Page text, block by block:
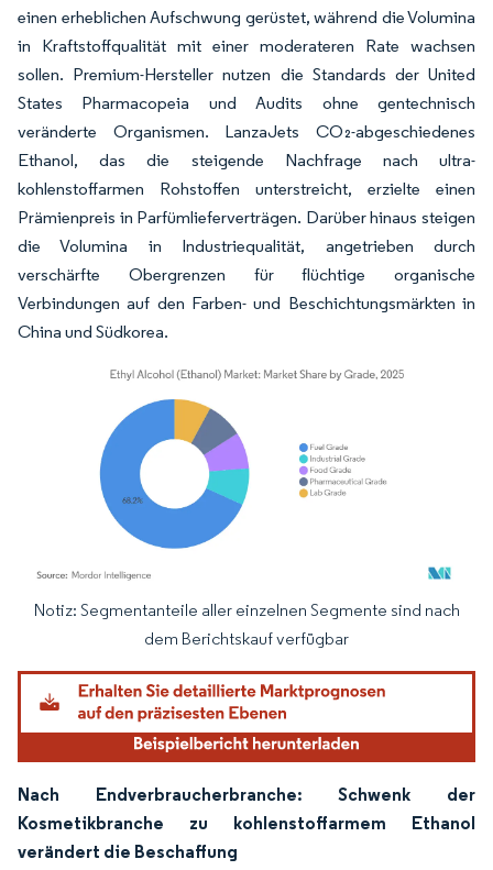
einen erheblichen Aufschwung gerüstet, während die Volumina
in Kraftstoffqualität mit einer moderateren Rate wachsen
sollen. Premium-Hersteller nutzen die Standards der United
States Pharmacopeia und Audits ohne gentechnisch
veränderte Organismen. LanzaJets CO₂-abgeschiedenes
Ethanol, das die steigende Nachfrage nach ultra-
kohlenstoffarmen Rohstoffen unterstreicht, erzielte einen
Prämienpreis in Parfümlieferverträgen. Darüber hinaus steigen
die Volumina in Industriequalität, angetrieben durch
verschärfte Obergrenzen für flüchtige organische
Verbindungen auf den Farben- und Beschichtungsmärkten in
China und Südkorea.
Bild © Mordor Intelligence. Wiederverwendung erfordert Namensnennung
Notiz: Segmentanteile aller einzelnen Segmente sind nach
dem Berichtskauf verfügbar
Nach Endverbraucherbranche: Schwenk der
Kosmetikbranche zu kohlenstoffarmem Ethanol
verändert die Beschaffung